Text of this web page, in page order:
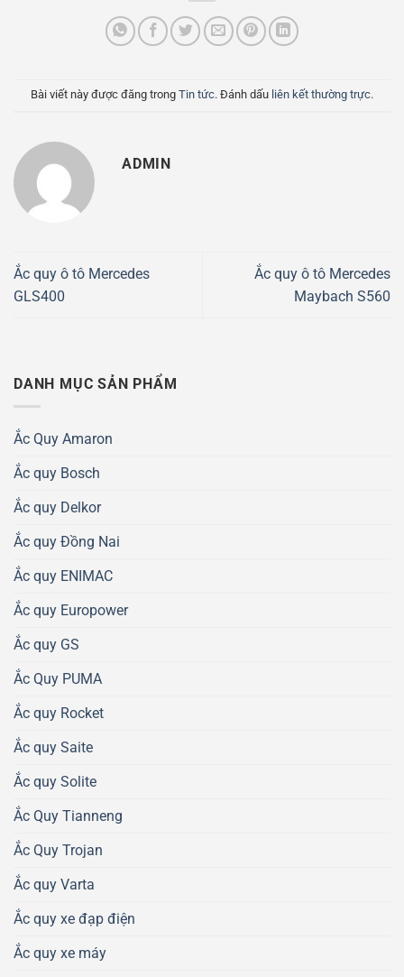
Bài viết này được đăng trong Tin tức. Đánh dấu liên kết thường trực.
ADMIN
Ắc quy ô tô Mercedes
GLS400
Ắc quy ô tô Mercedes
Maybach S560
DANH MỤC SẢN PHẨM
Ắc Quy Amaron
Ắc quy Bosch
Ắc quy Delkor
Ắc quy Đồng Nai
Ắc quy ENIMAC
Ắc quy Europower
Ắc quy GS
Ắc Quy PUMA
Ắc quy Rocket
Ắc quy Saite
Ắc quy Solite
Ắc Quy Tianneng
Ắc Quy Trojan
Ắc quy Varta
Ắc quy xe đạp điện
Ắc quy xe máy